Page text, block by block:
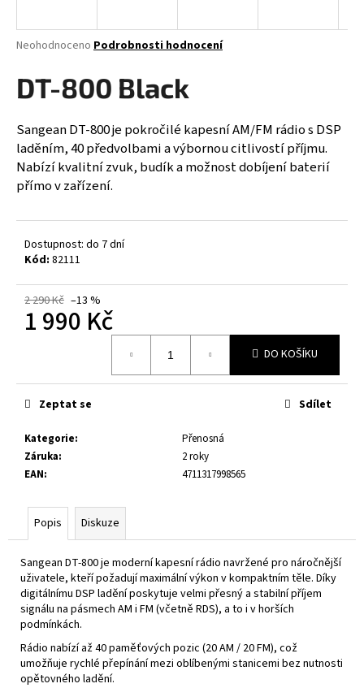
Průměrné
produktu
je
z
5
hvězdiček.
Neohodnoceno Podrobnosti hodnocení
DT-800 Black
Sangean DT-800 je pokročilé kapesní AM/FM rádio s DSP
laděním, 40 předvolbami a výbornou citlivostí příjmu.
Nabízí kvalitní zvuk, budík a možnost dobíjení baterií
přímo v zařízení.
Dostupnost: do 7 dní
Kód: 82111
2 290 Kč –13 %
1 990 Kč
DO KOŠÍKU
Kategorie:
Přenosná
Záruka:
2 roky
EAN: 4711317998565
Zeptat se Sdílet
Popis Diskuze
Sangean DT-800 je moderní kapesní rádio navržené pro náročnější
uživatele, kteří požadují maximální výkon v kompaktním těle. Díky
digitálnímu DSP ladění poskytuje velmi přesný a stabilní příjem
signálu na pásmech AM i FM (včetně RDS), a to i v horších
podmínkách.
Rádio nabízí až 40 paměťových pozic (20 AM / 20 FM), což
umožňuje rychlé přepínání mezi oblíbenými stanicemi bez nutnosti
opětovného ladění.
j
t
?
HLEDAT
D
p
u
m
ATS-
909X2
GRAPHITE
890
Kč
Původně:
8
450
Kč